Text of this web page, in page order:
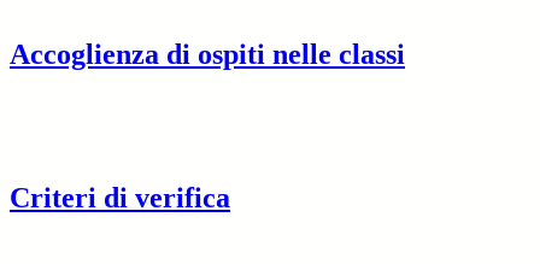
Accoglienza di ospiti nelle classi
Criteri di verifica